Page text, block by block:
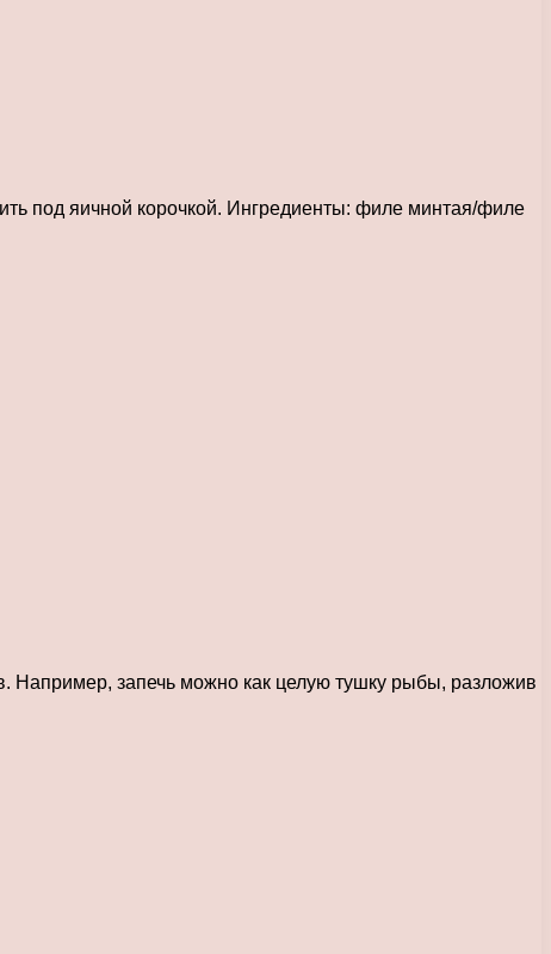
под яичной корочкой. Ингредиенты: филе минтая/филе
Например, запечь можно как целую тушку рыбы, разложив